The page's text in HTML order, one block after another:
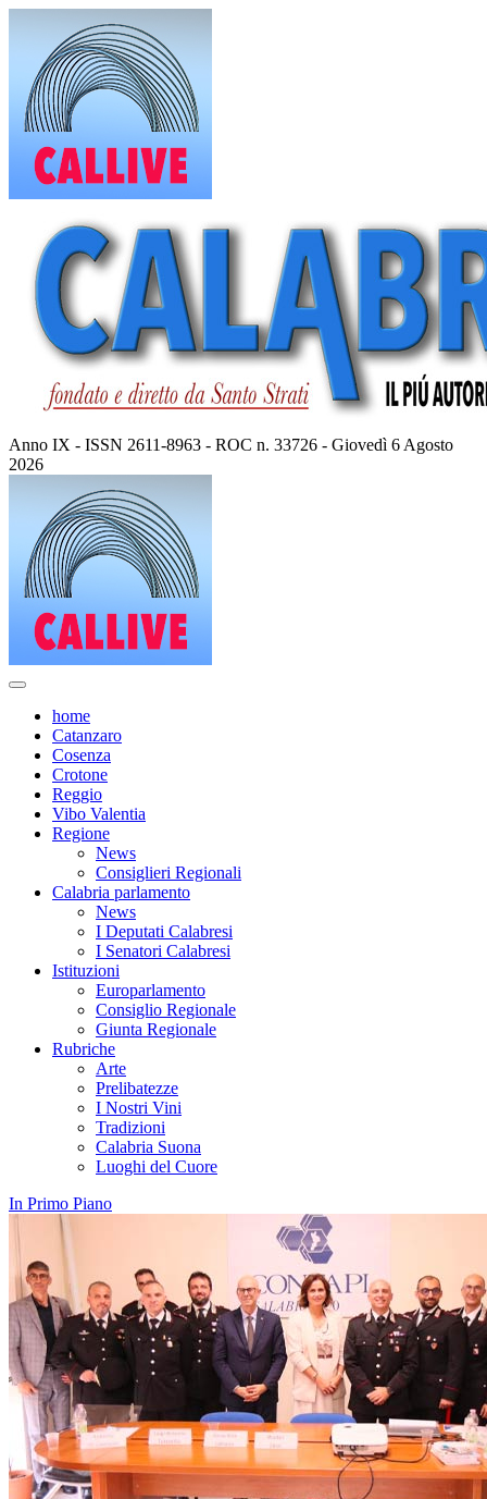
contenuto
Anno IX - ISSN 2611-8963 - ROC n. 33726 - Giovedì 6 Agosto
2026
home
Catanzaro
Cosenza
Crotone
Reggio
Vibo Valentia
Regione
News
Consiglieri Regionali
Calabria parlamento
News
I Deputati Calabresi
I Senatori Calabresi
Istituzioni
Europarlamento
Consiglio Regionale
Giunta Regionale
Rubriche
Arte
Prelibatezze
I Nostri Vini
Tradizioni
Calabria Suona
Luoghi del Cuore
In Primo Piano